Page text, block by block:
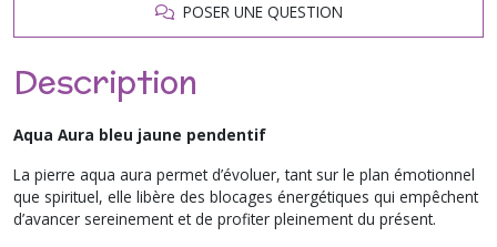
POSER UNE QUESTION
Description
Aqua Aura bleu jaune pendentif
La pierre aqua aura permet d’évoluer, tant sur le plan émotionnel
que spirituel, elle libère des blocages énergétiques qui empêchent
d’avancer sereinement et de profiter pleinement du présent.